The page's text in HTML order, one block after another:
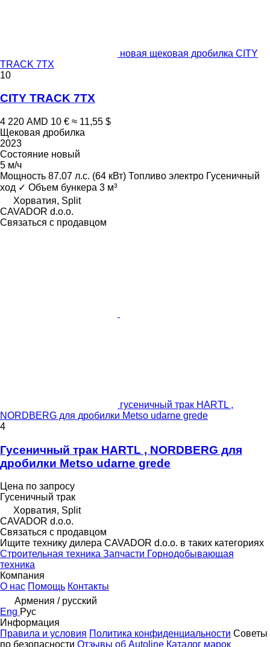
новая щековая дробилка CITY
TRACK 7TX
10
CITY TRACK 7TX
4 220 AMD 10 € ≈ 11,55 $
Щековая дробилка
2023
Состояние новый
5 м/ч
Мощность 87.07 л.с. (64 кВт) Топливо электро Гусеничный
ход ✓ Объем бункера 3 м³
Хорватия, Split
CAVADOR d.o.o.
Связаться с продавцом
гусеничный трак HARTL ,
NORDBERG для дробилки Metso udarne grede
4
Гусеничный трак HARTL , NORDBERG для
дробилки Metso udarne grede
Цена по запросу
Гусеничный трак
Хорватия, Split
CAVADOR d.o.o.
Связаться с продавцом
Ищите технику дилера CAVADOR d.o.o. в таких категориях
Строительная техника Запчасти Горнодобывающая
техника
Компания
О нас Помощь Контакты
Армения / русский
Eng Рус
Информация
Правила и условия Политика конфиденциальности Советы
по безопасности Отзывы об Autoline Каталог марок